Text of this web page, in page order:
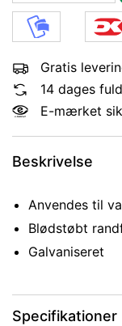
Gratis
14 dages
E-mærket
Beskrivelse
Anvendes til
Blødstøbt
Galvaniseret
Specifikationer